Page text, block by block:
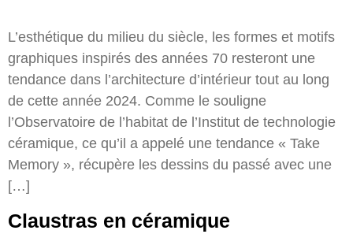
L’esthétique du milieu du siècle, les formes et motifs
graphiques inspirés des années 70 resteront une
tendance dans l’architecture d’intérieur tout au long
de cette année 2024. Comme le souligne
l’Observatoire de l’habitat de l’Institut de technologie
céramique, ce qu’il a appelé une tendance « Take
Memory », récupère les dessins du passé avec une
[…]
Claustras en céramique